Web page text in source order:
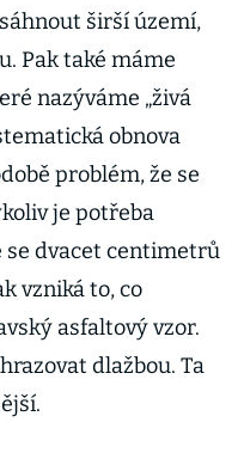
širší území,
Pak také máme
nazýváme „živá
obnova
problém, že se
je potřeba
dvacet centimetrů
vzniká to, co
asfaltový vzor.
dlažbou. Ta